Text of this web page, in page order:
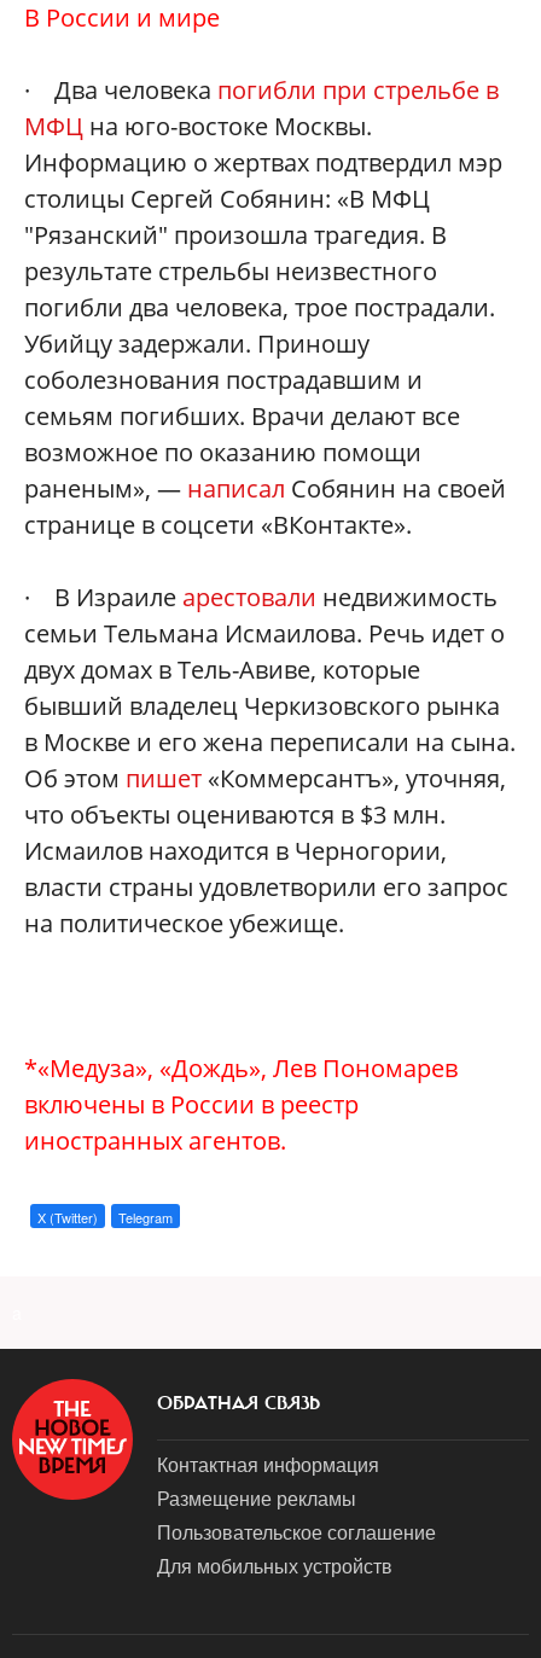
В России и мире
· Два человека погибли при стрельбе в
МФЦ на юго-востоке Москвы.
Информацию о жертвах подтвердил мэр
столицы Сергей Собянин: «В МФЦ
"Рязанский" произошла трагедия. В
результате стрельбы неизвестного
погибли два человека, трое пострадали.
Убийцу задержали. Приношу
соболезнования пострадавшим и
семьям погибших. Врачи делают все
возможное по оказанию помощи
раненым», — написал Собянин на своей
странице в соцсети «ВКонтакте».
· В Израиле арестовали недвижимость
семьи Тельмана Исмаилова. Речь идет о
двух домах в Тель-Авиве, которые
бывший владелец Черкизовского рынка
в Москве и его жена переписали на сына.
Об этом пишет «Коммерсантъ», уточняя,
что объекты оцениваются в $3 млн.
Исмаилов находится в Черногории,
власти страны удовлетворили его запрос
на политическое убежище.
*«Медуза», «Дождь», Лев Пономарев
включены в России в реестр
иностранных агентов.
X (Twitter) Telegram
ОБРАТНАЯ СВЯЗЬ
Контактная информация
Размещение рекламы
Пользовательское соглашение
Для мобильных устройств